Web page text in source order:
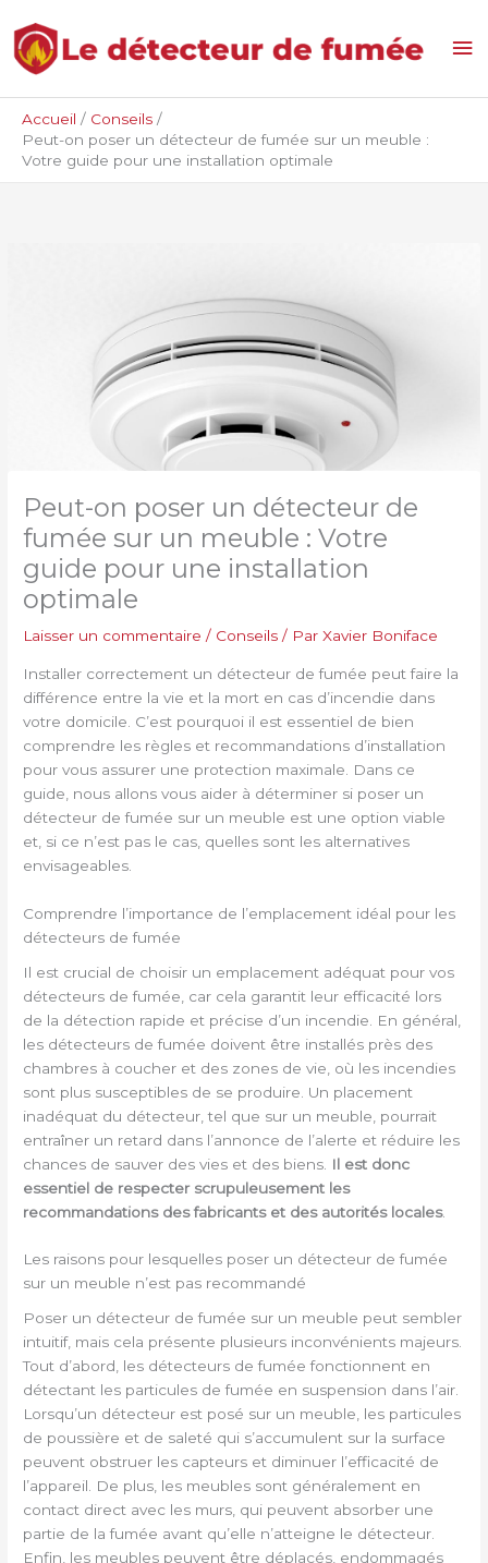
au
contenu
Accueil
Conseils
Peut-on poser un détecteur de fumée sur un meuble :
Votre guide pour une installation optimale
Peut-on poser un détecteur de
fumée sur un meuble : Votre
guide pour une installation
optimale
Laisser un commentaire / Conseils / ParXavier Boniface
Installer correctement un détecteur de fumée peut faire la
différence entre la vie et la mort en cas d’incendie dans
votre domicile. C’est pourquoi il est essentiel de bien
comprendre les règles et recommandations d’installation
pour vous assurer une protection maximale. Dans ce
guide, nous allons vous aider à déterminer si poser un
détecteur de fumée sur un meuble est une option viable
et, si ce n’est pas le cas, quelles sont les alternatives
envisageables.
Comprendre l’importance de l’emplacement idéal pour les
détecteurs de fumée
Il est crucial de choisir un emplacement adéquat pour vos
détecteurs de fumée, car cela garantit leur efficacité lors
de la détection rapide et précise d’un incendie. En général,
les détecteurs de fumée doivent être installés près des
chambres à coucher et des zones de vie, où les incendies
sont plus susceptibles de se produire. Un placement
inadéquat du détecteur, tel que sur un meuble, pourrait
entraîner un retard dans l’annonce de l’alerte et réduire les
chances de sauver des vies et des biens. Il est donc
essentiel de respecter scrupuleusement les
recommandations des fabricants et des autorités locales.
Les raisons pour lesquelles poser un détecteur de fumée
sur un meuble n’est pas recommandé
Poser un détecteur de fumée sur un meuble peut sembler
intuitif, mais cela présente plusieurs inconvénients majeurs.
Tout d’abord, les détecteurs de fumée fonctionnent en
détectant les particules de fumée en suspension dans l’air.
Lorsqu’un détecteur est posé sur un meuble, les particules
de poussière et de saleté qui s’accumulent sur la surface
peuvent obstruer les capteurs et diminuer l’efficacité de
l’appareil. De plus, les meubles sont généralement en
contact direct avec les murs, qui peuvent absorber une
partie de la fumée avant qu’elle n’atteigne le détecteur.
Enfin, les meubles peuvent être déplacés, endommagés